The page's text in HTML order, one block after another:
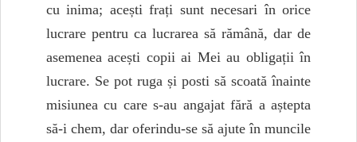
cu inima; acești frați sunt necesari în orice
lucrare pentru ca lucrarea să rămână, dar de
asemenea acești copii ai Mei au obligații în
lucrare. Se pot ruga și posti să scoată înainte
misiunea cu care s-au angajat fără a aștepta
să-i chem, dar oferindu-se să ajute în muncile